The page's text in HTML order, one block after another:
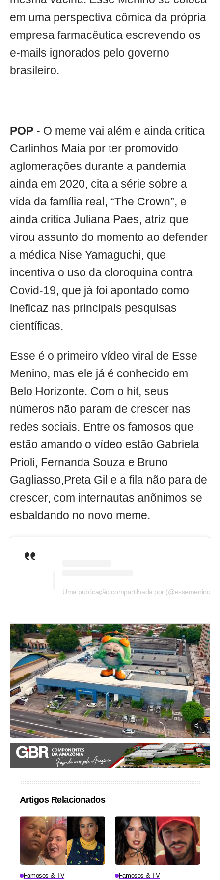
em uma perspectiva cômica da própria
empresa farmacêutica escrevendo os
e-mails ignorados pelo governo
brasileiro.
POP - O meme vai além e ainda critica
Carlinhos Maia por ter promovido
aglomerações durante a pandemia
ainda em 2020, cita a série sobre a
vida da família real, “The Crown”, e
ainda critica Juliana Paes, atriz que
virou assunto do momento ao defender
a médica Nise Yamaguchi, que
incentiva o uso da cloroquina contra
Covid-19, que já foi apontado como
ineficaz nas principais pesquisas
científicas.
Esse é o primeiro vídeo viral de Esse
Menino, mas ele já é conhecido em
Belo Horizonte. Com o hit, seus
números não param de crescer nas
redes sociais. Entre os famosos que
estão amando o vídeo estão Gabriela
Prioli, Fernanda Souza e Bruno
Gagliasso,Preta Gil e a fila não para de
crescer, com internautas anõnimos se
esbaldando no novo meme.
Uma publicação compartilhada por (@essemenino)
Artigos Relacionados
Famosos & TV Famosos & TV